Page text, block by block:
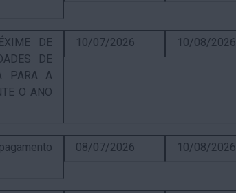
DE
DE
PARA A
O ANO
10/07/2026 10/08/2026
08/07/2026 10/08/2026